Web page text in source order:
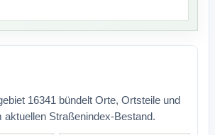
16341 bündelt Orte, Ortsteile und
aktuellen Straßenindex-Bestand.